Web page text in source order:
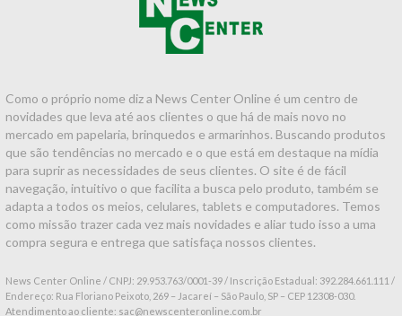
Como o próprio nome diz a News Center Online é um centro de
novidades que leva até aos clientes o que há de mais novo no
mercado em papelaria, brinquedos e armarinhos. Buscando produtos
que são tendências no mercado e o que está em destaque na mídia
para suprir as necessidades de seus clientes. O site é de fácil
navegação, intuitivo o que facilita a busca pelo produto, também se
adapta a todos os meios, celulares, tablets e computadores. Temos
como missão trazer cada vez mais novidades e aliar tudo isso a uma
compra segura e entrega que satisfaça nossos clientes.
News Center Online / CNPJ: 29.953.763/0001-39 / Inscrição Estadual: 392.284.661.111 /
Endereço: Rua Floriano Peixoto, 269 – Jacareí – São Paulo, SP – CEP 12308-030.
Atendimento ao cliente: sac@newscenteronline.com.br